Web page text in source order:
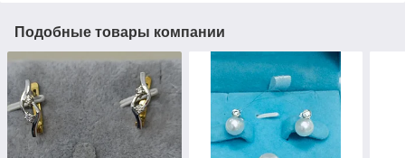
Подобные товары компании